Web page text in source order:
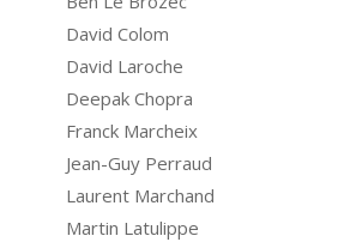
David Colom
David Laroche
Deepak Chopra
Franck Marcheix
Jean-Guy Perraud
Laurent Marchand
Martin Latulippe